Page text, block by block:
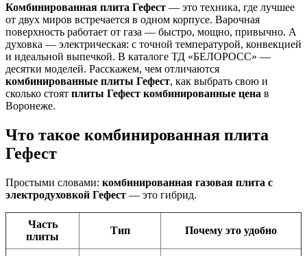
Комбинированная плита Гефест — это техника, где лучшее
от двух миров встречается в одном корпусе. Варочная
поверхность работает от газа — быстро, мощно, привычно. А
духовка — электрическая: с точной температурой, конвекцией
и идеальной выпечкой. В каталоге ТД «БЕЛОРОСС» —
десятки моделей. Расскажем, чем отличаются
комбинированные плиты Гефест, как выбрать свою и
сколько стоят плиты Гефест комбинированные цена в
Воронеже.
Что такое комбинированная плита
Гефест
Простыми словами: комбинированная газовая плита с
электродуховкой Гефест — это гибрид.
Часть
плиты
Тип Почему это удобно